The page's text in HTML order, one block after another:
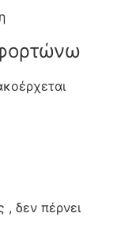
, δεν πέρνει